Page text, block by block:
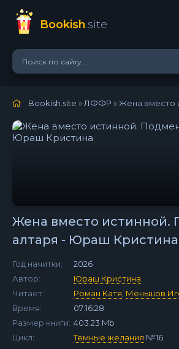
Bookish.site
Bookish.site » ЛФФР » Жена вместо истинной.
Жена вместо истинной.
алтаря - Юраш Кристина
Год начитки:
2026
Автор:
Юраш Кристина
Читает:
Роман Катя Меньшов
Время:
07:16:28
Размер книги: 403.23 Mb
Цикл:
Темные желания №16